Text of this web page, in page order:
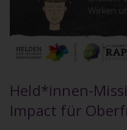
Held*innen-
Impact für